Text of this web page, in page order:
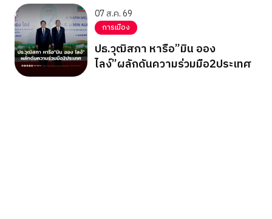
07 ส.ค. 69
การเมือง
ปธ.วุฒิสภา หารือ”มิน ออง
ไลง์”ผลักดันความร่วมมือ2ประเทศ